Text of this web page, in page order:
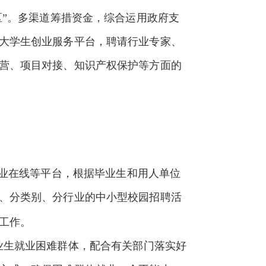
。多渠道筹措资金，综合运用政府支
生创业服务平台，聘请行业专家、
、项目对接、知识产权保护等方面的
在线等平台，根据毕业生和用人单位
分类别、分行业的中小型校园招聘活
作。
就业困难群体，配合有关部门落实好